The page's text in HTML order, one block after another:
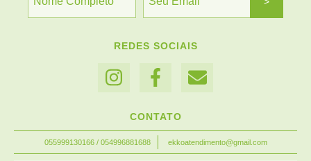
REDES SOCIAIS
CONTATO
055999130166 / 054996881688 ekkoatendimento@gmail.com